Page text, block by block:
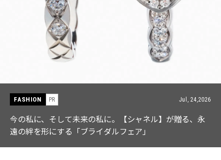
FASHION PR Jul, 15,2026
【ICB】人気インフルエンサーと共同制作! 週5で着たく
なる「名品ブラウス」２選